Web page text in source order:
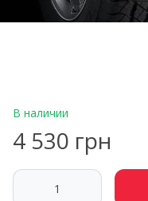
В наличии
4 530 грн